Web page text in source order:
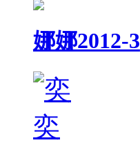
娜娜2012-3